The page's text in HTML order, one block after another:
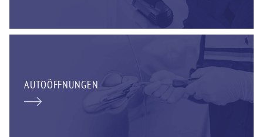
AUTOÖFFNUNGEN